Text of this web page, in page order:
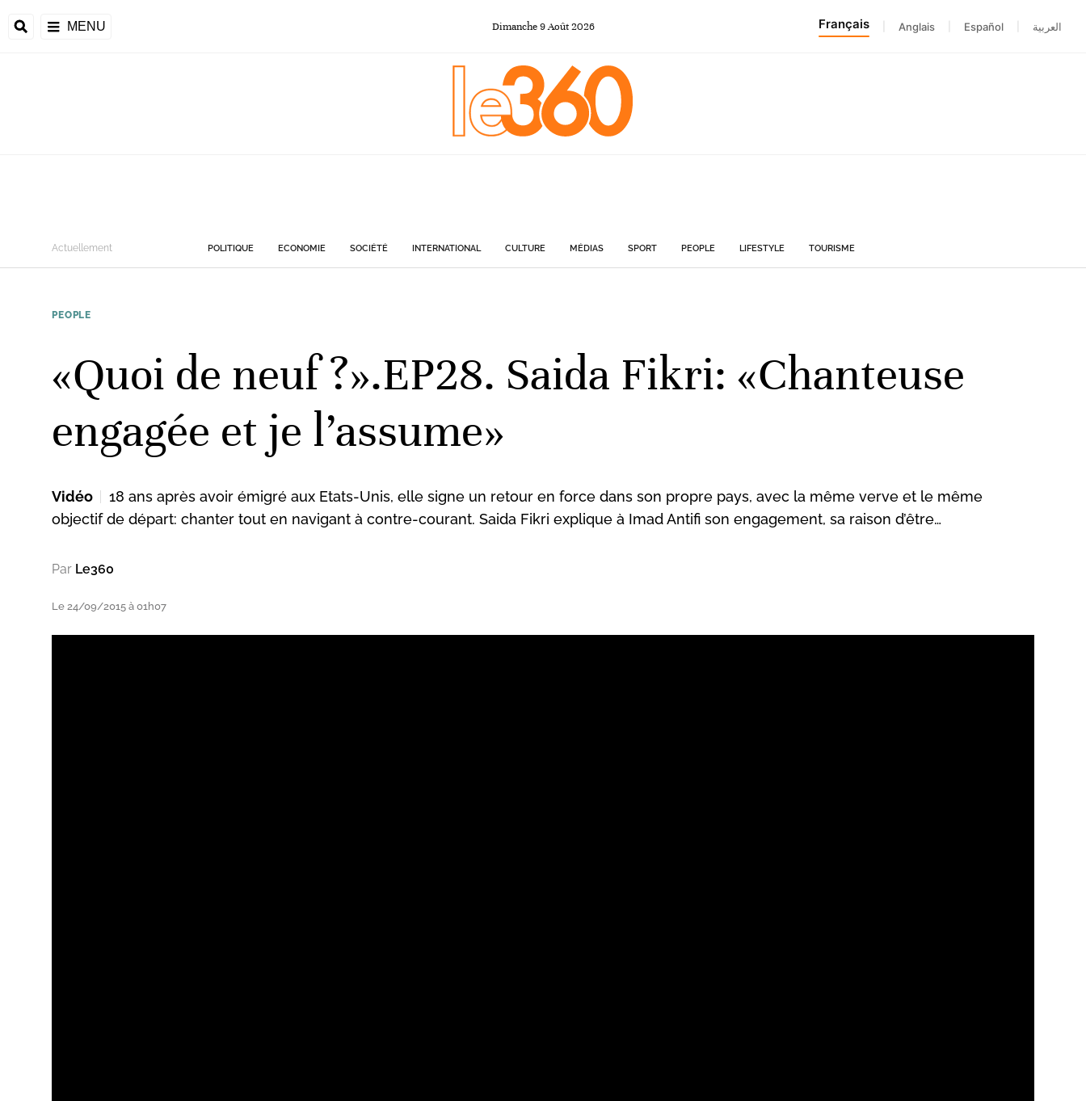
MENU Dimanche 9Août 2026 Français Anglais Español العربية
Actuellement POLITIQUE ECONOMIE SOCIÉTÉ INTERNATIONAL CULTURE MÉDIAS SPORT PEOPLE LIFESTYLE TOURISME
PEOPLE
«Quoi de neuf ?».EP28. Saida Fikri: «Chanteuse
engagée et je l’assume»
Vidéo
18 ans après avoir émigré aux Etats-Unis, elle signe un retour en force dans son propre pays, avec la même verve et le même
objectif de départ: chanter tout en navigant à contre-courant. Saida Fikri explique à Imad Antifi son engagement, sa raison d’être…
Par Le360
Le 24/09/2015 à 01h07